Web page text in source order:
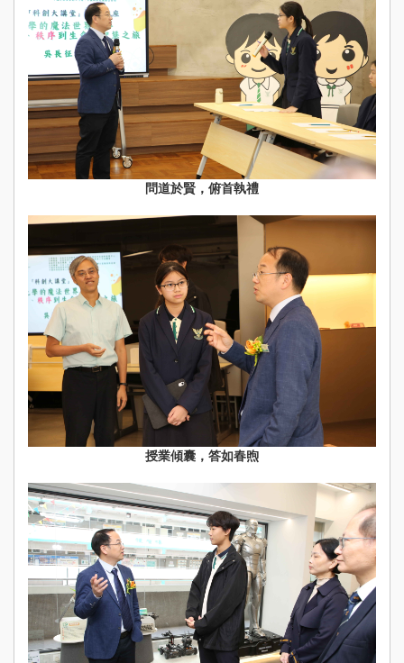
問道於賢，俯首執禮
授業傾囊，答如春煦